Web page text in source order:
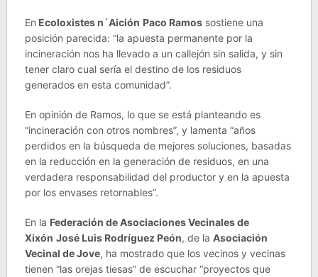
En Ecoloxistes n´Aición Paco Ramossostiene una
posición parecida: “la apuesta permanente por la
incineración nos ha llevado a un callejón sin salida, y sin
tener claro cual sería el destino de los residuos
generados en esta comunidad”.
En opinión de Ramos, lo que se está planteando es
“incineración con otros nombres”, y lamenta “años
perdidos en la búsqueda de mejores soluciones, basadas
en la reducción en la generación de residuos, en una
verdadera responsabilidad del productor y en la apuesta
por los envases retornables”.
En la Federación de Asociaciones Vecinales de
Xixón José Luis Rodríguez Peón, de la Asociación
Vecinal de Jove, ha mostrado que los vecinos y vecinas
tienen “las orejas tiesas” de escuchar “proyectos que